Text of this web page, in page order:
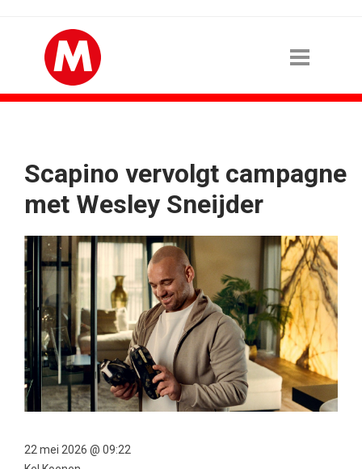
Scapino vervolgt campagne
met Wesley Sneijder
22 mei 2026 @ 09:22